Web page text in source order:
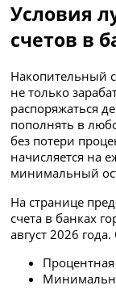
Условия
счетов в
Накопительный
не только
распоряжаться
пополнять в
без потери
начисляется на
минимальный
На странице
счета в банках
август 2026
Процентная